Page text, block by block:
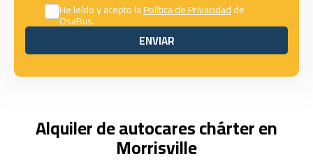
He leído y acepto laPolítica de Privacidadde
OsaBus.
ENVIAR
ENVIAR
Alquiler de autocares chárter en
Morrisville